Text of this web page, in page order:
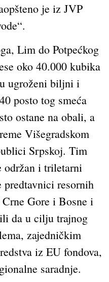
je iz JVP
Lim do Potpećkog
oko 40.000 kubika
ugroženi biljni i
posto tog smeća
ostane na obali, a
Višegradskom
Srpskoj. Tim
održan i triletarni
predtavnici resornih
Gore i Bosne i
da u cilju trajnog
zajedničkim
iz EU fondova,
saradnje.